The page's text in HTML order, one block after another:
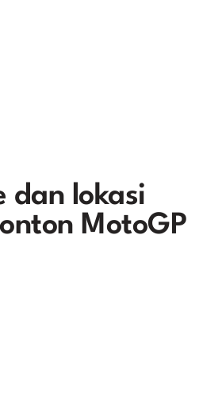
dan lokasi
MotoGP